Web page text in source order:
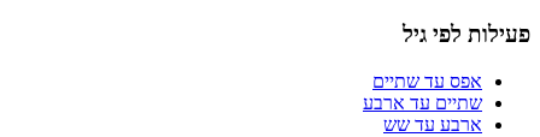
פעילות לפי גיל
אפס עד שתיים
שתיים עד ארבע
ארבע עד שש